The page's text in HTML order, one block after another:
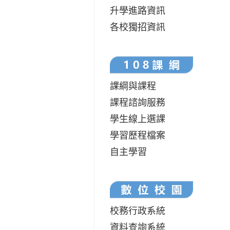
升學進路資訊
各校獨招資訊
課綱與課程
課程諮詢服務
學生線上選課
學習歷程檔案
自主學習
校務行政系統
資料查詢系統